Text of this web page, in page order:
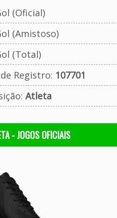
(Oficial)
(Amistoso)
(Total)
de Registro: 107701
Atleta
- JOGOS OFICIAIS